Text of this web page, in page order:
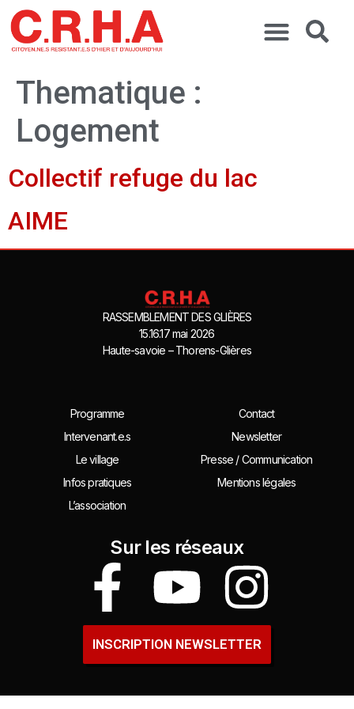
Thematique :
Logement
Collectif refuge du lac
AIME
RASSEMBLEMENT DES GLIÈRES
15.16.17 mai 2026
Haute-savoie – Thorens-Glières
Programme
Intervenant.e.s
Le village
Infos pratiques
L’association
Contact
Newsletter
Presse / Communication
Mentions légales
Sur les réseaux
INSCRIPTION NEWSLETTER